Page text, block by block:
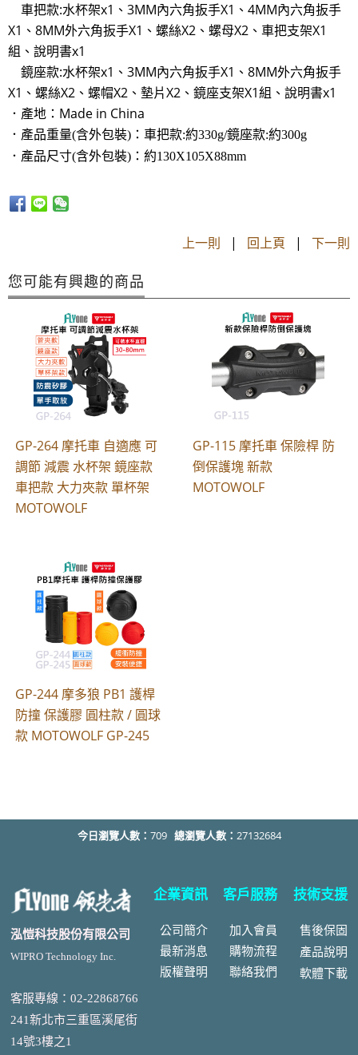
車把款:水杯架x1、3MM內六角扳手X1、4MM內六角扳手
X1、8MM外六角扳手X1、螺絲X2、螺母X2、車把支架X1
組、說明書x1
​ 鏡座款:水杯架x1、3MM內六角扳手X1、8MM外六角扳手
X1、螺絲X2、螺帽X2、墊片X2、鏡座支架X1組、說明書x1
．產地：Made in China
．產品重量(含外包裝)：車把款:約330g/鏡座款:約300g
．產品尺寸(含外包裝)：約130X105X88mm
上一則 | 回上頁 | 下一則
您可能有興趣的商品
GP-264 摩托車 自適應 可
調節 減震 水杯架 鏡座款
車把款 大力夾款 單杯架
MOTOWOLF
GP-115 摩托車 保險桿 防
倒保護塊 新款
MOTOWOLF
GP-244 摩多狼 PB1 護桿
防撞 保護膠 圓柱款 / 圓球
款 MOTOWOLF GP-245
今日瀏覽人數： 709 總瀏覽人數： 27132684
泓愷科技股份有限公司
WIPRO Technology Inc.
客服專線：02-22868766
241新北市三重區溪尾街
14號3樓之1
企業資訊
公司簡介
最新消息
版權聲明
客戶服務
加入會員
購物流程
聯絡我們
技術支援
售後保固
產品說明
軟體下載